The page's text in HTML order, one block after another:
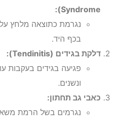
Syndrome):
נגרמת כתוצאה מלחץ
בכף היד.
דלקת בגידים (Tendinitis):
פגיעה בגידים בעקבות
ונשנים.
כאבי גב תחתון:
נגרמים בשל הרמת